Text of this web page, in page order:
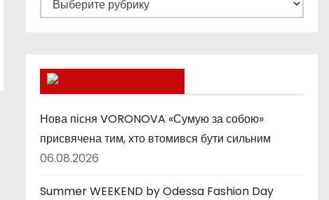
у
к
и
Нова пісня VORONOVA «Сумую за собою»
присвячена тим, хто втомився бути сильним
06.08.2026
Summer WEEKEND by Odessa Fashion Day